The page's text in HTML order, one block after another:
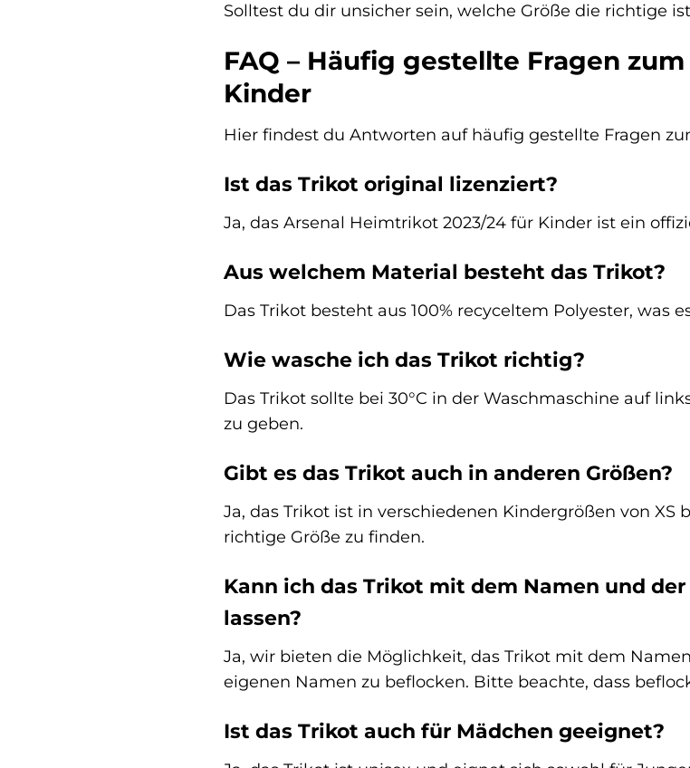
Solltest du dir unsicher sein, welche Größe die richtige
FAQ – Häufig gestellte Fragen
Kinder
Hier findest du Antworten auf häufig gestellte Fragen
Ist das Trikot original lizenziert?
Ja, das Arsenal Heimtrikot 2023/24 für Kinder ist ein
Aus welchem Material besteht das Trikot?
Das Trikot besteht aus 100% recyceltem Polyester,
Wie wasche ich das Trikot richtig?
Das Trikot sollte bei 30°C in der Waschmaschine auf
zu geben.
Gibt es das Trikot auch in anderen Größen?
Ja, das Trikot ist in verschiedenen Kindergrößen von
richtige Größe zu finden.
Kann ich das Trikot mit dem Namen und
lassen?
Ja, wir bieten die Möglichkeit, das Trikot mit dem
eigenen Namen zu beflocken. Bitte beachte, dass
Ist das Trikot auch für Mädchen geeignet?